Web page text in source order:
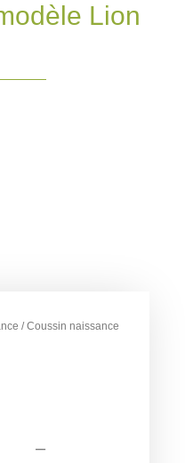
Lion
/ Coussin naissance
–